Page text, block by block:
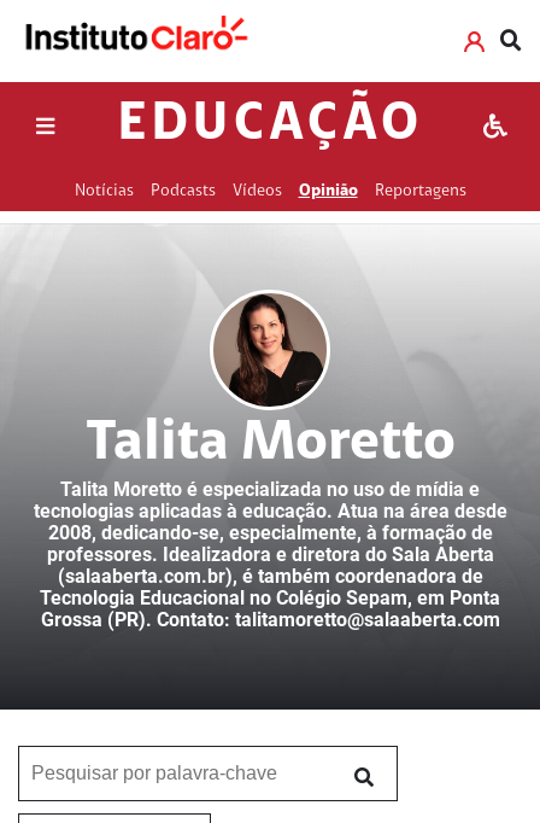
EDUCAÇÃO
Notícias Podcasts Vídeos Opinião Reportagens
Talita Moretto
Talita Moretto é especializada no uso de mídia e
tecnologias aplicadas à educação. Atua na área desde
2008, dedicando-se, especialmente, à formação de
professores. Idealizadora e diretora do Sala Aberta
(salaaberta.com.br), é também coordenadora de
Tecnologia Educacional no Colégio Sepam, em Ponta
Grossa (PR). Contato: talitamoretto@salaaberta.com